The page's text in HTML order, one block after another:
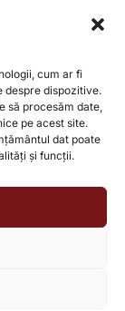
cum ar fi
despre dispozitive.
să procesăm date,
pe acest site.
dat poate
și funcții.
VIEȚI!